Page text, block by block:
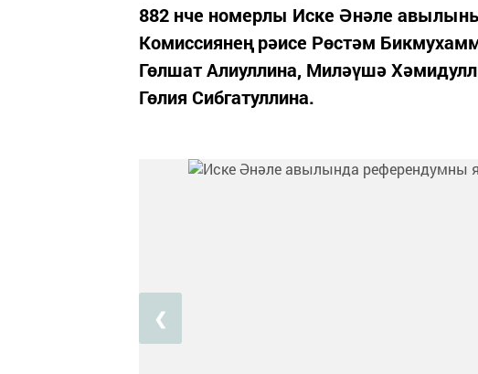
882 нче номерлы Иске Әнәле
Комиссиянең рәисе Рөстәм
Гөлшат Алиуллина, Миләүшә
Гөлия Сибгатуллина.
❮